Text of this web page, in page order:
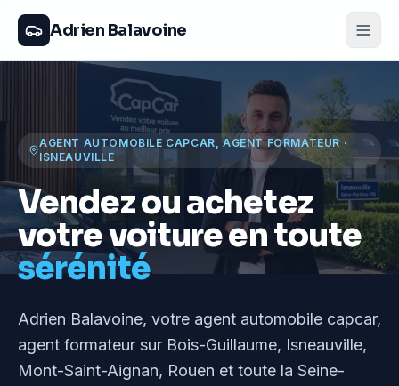
Adrien Balavoine
AGENT AUTOMOBILE CAPCAR, AGENT FORMATEUR ·
ISNEAUVILLE
Vendez ou achetez
votre voiture en toute
sérénité
Adrien Balavoine, votre agent automobile capcar,
agent formateur sur Bois-Guillaume, Isneauville,
Mont-Saint-Aignan, Rouen et toute la Seine-